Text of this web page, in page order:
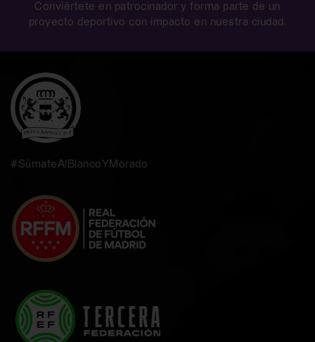
Conviértete en patrocinador y forma parte de un
proyecto deportivo con impacto en nuestra ciudad.
#SúmateAlBlancoYMorado